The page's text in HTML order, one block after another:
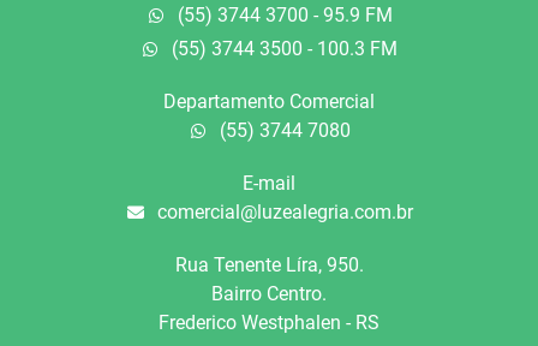
(55) 3744 3700 - 95.9 FM
(55) 3744 3500 - 100.3 FM
Departamento Comercial
(55) 3744 7080
E-mail
comercial@luzealegria.com.br
Rua Tenente Líra, 950.
Bairro Centro.
Frederico Westphalen - RS